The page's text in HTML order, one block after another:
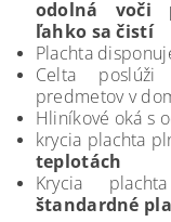
odolná voči
ľahko sa čistí
Plachta
Celta
predmetov v
Hliníkové oká s
krycia plachta
teplotách
Krycia
štandardné